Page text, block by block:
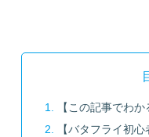
【この記事でわか
【バタフライ初